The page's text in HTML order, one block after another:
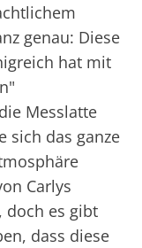
genau: Diese
hat mit
Messlatte
sich das ganze
Carlys
doch es gibt
dass diese